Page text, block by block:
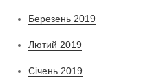
Березень 2019
Лютий 2019
Січень 2019